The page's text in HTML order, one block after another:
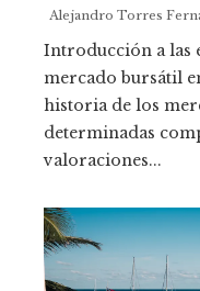
Alejandro Torres
Introducción a las
mercado bursátil
historia de los
determinadas
valoraciones...